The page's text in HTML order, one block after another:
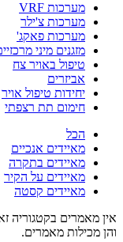
מערכות VRF
מערכות צ'ילר
מערכות פאקג'
מזגנים מיני
טיפול באויר צח
אביזרים
יחידות טיפול אויר
חימום תת רצפתי
הכל
מאיידים אנכיים
מאיידים בתקרה
מאיידים על הקיר
מאיידים קסטה
אין מאמרים בקטגוריה
והן מכילות מאמרים.